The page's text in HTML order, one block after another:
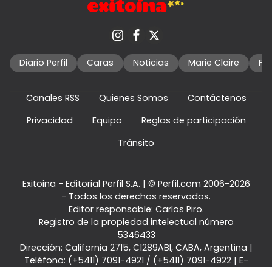
Diario Perfil Caras Noticias Marie Claire
Canales RSS Quienes Somos
Contáctenos
Privacidad
Equipo
Reglas de participación
Tránsito
Exitoina - Editorial Perfil S.A. | © Perfil.com 2006-2026
- Todos los derechos reservados.
Editor responsable: Carlos Piro.
Registro de la propiedad intelectual número
5346433
Dirección: California 2715, C1289ABI, CABA, Argentina |
Teléfono: (+5411) 7091-4921 / (+5411) 7091-4922| E-